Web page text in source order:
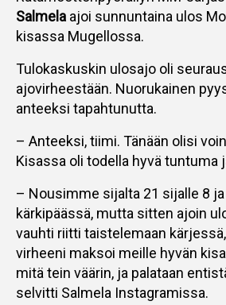
Salmela ajoi sunnuntaina ulos
kisassa Mugellossa.
Tulokaskuskin ulosajo oli
ajovirheestään. Nuorukainen
anteeksi tapahtunutta.
– Anteeksi, tiimi. Tänään olisi
Kisassa oli todella hyvä tuntuma
– Nousimme sijalta 21 sijalle 8
kärkipäässä, mutta sitten ajoin
vauhti riitti taistelemaan
virheeni maksoi meille hyvän
mitä tein väärin, ja palataan
selvitti Salmela Instagramissa.